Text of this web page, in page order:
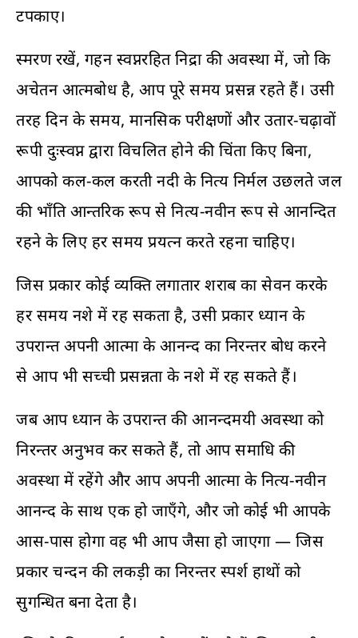
टपकाए।
स्मरण रखें, गहन स्वप्नरहित निद्रा की अवस्था में, जो कि
अचेतन आत्मबोध है, आप पूरे समय प्रसन्न रहते हैं। उसी
तरह दिन के समय, मानसिक परीक्षणों और उतार-चढ़ावों
रूपी दुःस्वप्न द्वारा विचलित होने की चिंता किए बिना,
आपको कल-कल करती नदी के नित्य निर्मल उछलते जल
की भाँति आन्तरिक रूप से नित्य-नवीन रूप से आनन्दित
रहने के लिए हर समय प्रयत्न करते रहना चाहिए।
जिस प्रकार कोई व्यक्ति लगातार शराब का सेवन करके
हर समय नशे में रह सकता है, उसी प्रकार ध्यान के
उपरान्त अपनी आत्मा के आनन्द का निरन्तर बोध करने
से आप भी सच्ची प्रसन्नता के नशे में रह सकते हैं।
जब आप ध्यान के उपरान्त की आनन्दमयी अवस्था को
निरन्तर अनुभव कर सकते हैं, तो आप समाधि की
अवस्था में रहेंगे और आप अपनी आत्मा के नित्य-नवीन
आनन्द के साथ एक हो जाएँगे, और जो कोई भी आपके
आस-पास होगा वह भी आप जैसा हो जाएगा — जिस
प्रकार चन्दन की लकड़ी का निरन्तर स्पर्श हाथों को
सुगन्धित बना देता है।